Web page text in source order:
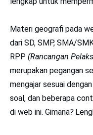
Materi geografi pada
dari SD, SMP, SMA/
RPP (Rancangan
merupakan pegangan
mengajar sesuai
soal, dan beberapa
di web ini. Gimana?